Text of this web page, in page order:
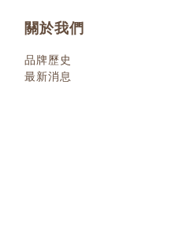
關於我們
品牌歷史
最新消息